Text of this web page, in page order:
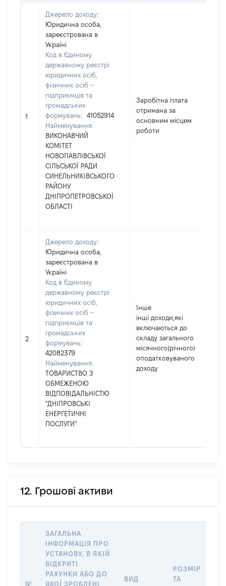
1
Джерело доходу:
Юридична особа,
зареєстрована в
Україні
Код в Єдиному
державному реєстрі
юридичних осіб,
фізичних осіб –
підприємців та
громадських
формувань:
41052914
Найменування:
ВИКОНАВЧИЙ
КОМІТЕТ
НОВОПАВЛІВСЬКОЇ
СІЛЬСЬКОЇ РАДИ
СИНЕЛЬНИКІВСЬКОГО
РАЙОНУ
ДНІПРОПЕТРОВСЬКОЇ
ОБЛАСТІ
Заробітна плата
отримана за
основним місцем
роботи
2
Джерело доходу:
Юридична особа,
зареєстрована в
Україні
Код в Єдиному
державному реєстрі
юридичних осіб,
фізичних осіб –
підприємців та
громадських
формувань:
42082379
Найменування:
ТОВАРИСТВО З
ОБМЕЖЕНОЮ
ВІДПОВІДАЛЬНІСТЮ
"ДНІПРОВСЬКІ
ЕНЕРГЕТИЧНІ
ПОСЛУГИ"
Інше
інші доходи,які
включаються до
складу загального
місячного(річного)
оподатковуваного
доходу
12. Грошові активи
№
ЗАГАЛЬНА
ІНФОРМАЦІЯ ПРО
УСТАНОВУ, В ЯКІЙ
ВІДКРИТІ
РАХУНКИ АБО ДО
ЯКОЇ ЗРОБЛЕНІ
ВИД
РОЗМІР
ТА